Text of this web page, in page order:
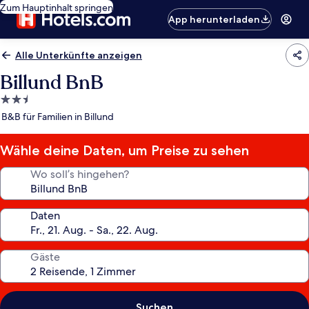
Zum Hauptinhalt springen
App herunterladen
Alle Unterkünfte anzeigen
Billund BnB
2.5-
Sterne-
B&B für Familien in Billund
Wähle deine Daten, um Preise zu sehen
Wo soll’s hingehen?
Daten
Gäste